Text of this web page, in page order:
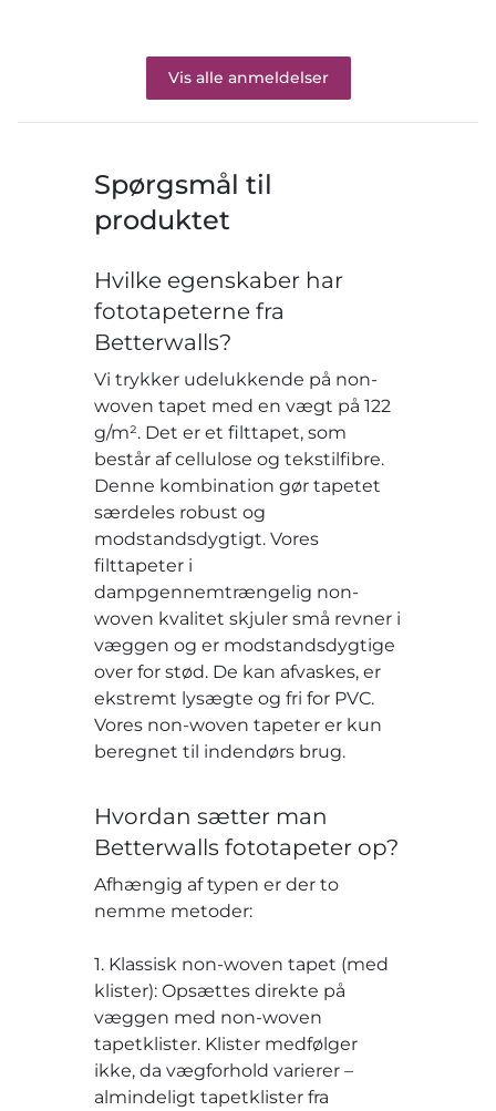
Vis alle anmeldelser
Spørgsmål til
produktet
Hvilke egenskaber har
fototapeterne fra
Betterwalls?
Vi trykker udelukkende på non-
woven tapet med en vægt på 122
g/m². Det er et filttapet, som
består af cellulose og tekstilfibre.
Denne kombination gør tapetet
særdeles robust og
modstandsdygtigt. Vores
filttapeter i
dampgennemtrængelig non-
woven kvalitet skjuler små revner i
væggen og er modstandsdygtige
over for stød. De kan afvaskes, er
ekstremt lysægte og fri for PVC.
Vores non-woven tapeter er kun
beregnet til indendørs brug.
Hvordan sætter man
Betterwalls fototapeter op?
Afhængig af typen er der to
nemme metoder:
1. Klassisk non-woven tapet (med
klister): Opsættes direkte på
væggen med non-woven
tapetklister. Klister medfølger
ikke, da vægforhold varierer –
almindeligt tapetklister fra